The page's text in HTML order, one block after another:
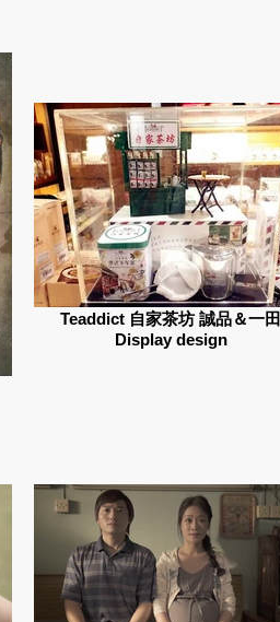
Teaddict 自家茶坊 誠品＆一田
Display design